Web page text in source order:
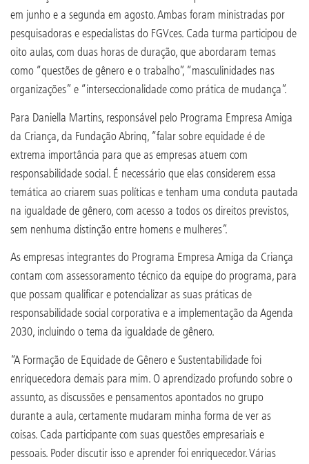
em junho e a segunda em agosto. Ambas foram ministradas por
pesquisadoras e especialistas do FGVces. Cada turma participou de
oito aulas, com duas horas de duração, que abordaram temas
como “questões de gênero e o trabalho”, “masculinidades nas
organizações” e “interseccionalidade como prática de mudança”.
Para Daniella Martins, responsável pelo Programa Empresa Amiga
da Criança, da Fundação Abrinq, “falar sobre equidade é de
extrema importância para que as empresas atuem com
responsabilidade social. É necessário que elas considerem essa
temática ao criarem suas políticas e tenham uma conduta pautada
na igualdade de gênero, com acesso a todos os direitos previstos,
sem nenhuma distinção entre homens e mulheres”.
As empresas integrantes do Programa Empresa Amiga da Criança
contam com assessoramento técnico da equipe do programa, para
que possam qualificar e potencializar as suas práticas de
responsabilidade social corporativa e a implementação da Agenda
2030, incluindo o tema da igualdade de gênero.
“A Formação de Equidade de Gênero e Sustentabilidade foi
enriquecedora demais para mim. O aprendizado profundo sobre o
assunto, as discussões e pensamentos apontados no grupo
durante a aula, certamente mudaram minha forma de ver as
coisas. Cada participante com suas questões empresariais e
pessoais. Poder discutir isso e aprender foi enriquecedor. Várias